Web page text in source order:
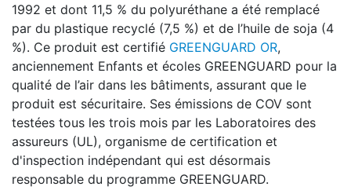
1992 et dont 11,5 % du polyuréthane a été remplacé
par du plastique recyclé (7,5 %) et de l’huile de soja (4
%). Ce produit est certifié GREENGUARD OR,
anciennement Enfants et écoles GREENGUARD pour la
qualité de l’air dans les bâtiments, assurant que le
produit est sécuritaire. Ses émissions de COV sont
testées tous les trois mois par les Laboratoires des
assureurs (UL), organisme de certification et
d'inspection indépendant qui est désormais
responsable du programme GREENGUARD.